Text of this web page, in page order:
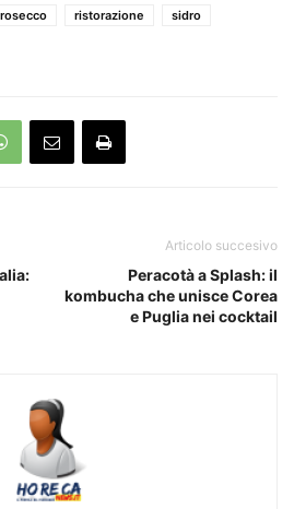
ristorazione
sidro
Articolo succesivo
Peracotà a Splash: il
kombucha che unisce Corea
e Puglia nei cocktail